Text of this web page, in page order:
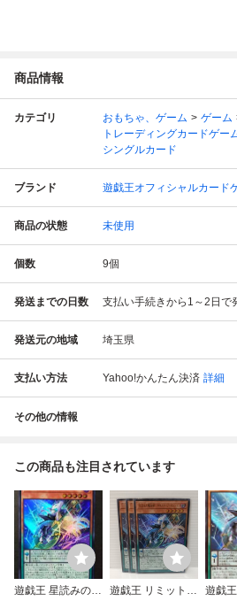
商品情報
カテゴリ おもちゃ、ゲーム
ゲーム
トレーディングカードゲー
シングルカード
ブランド 遊戯王オフィシャルカード
商品の状態 未使用
個数 9個
発送までの日数 支払い手続きから1～2日で
発送元の地域 埼玉県
支払い方法 Yahoo!かんたん決済 詳細
その他の情報
この商品も注目されています
遊戯王 星読みの魔
遊戯王 リミットオ
遊戯